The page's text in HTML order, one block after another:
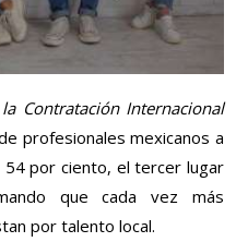
Contratación Internacional
profesionales mexicanos a
por ciento, el tercer lugar
que cada vez más
por talento local.